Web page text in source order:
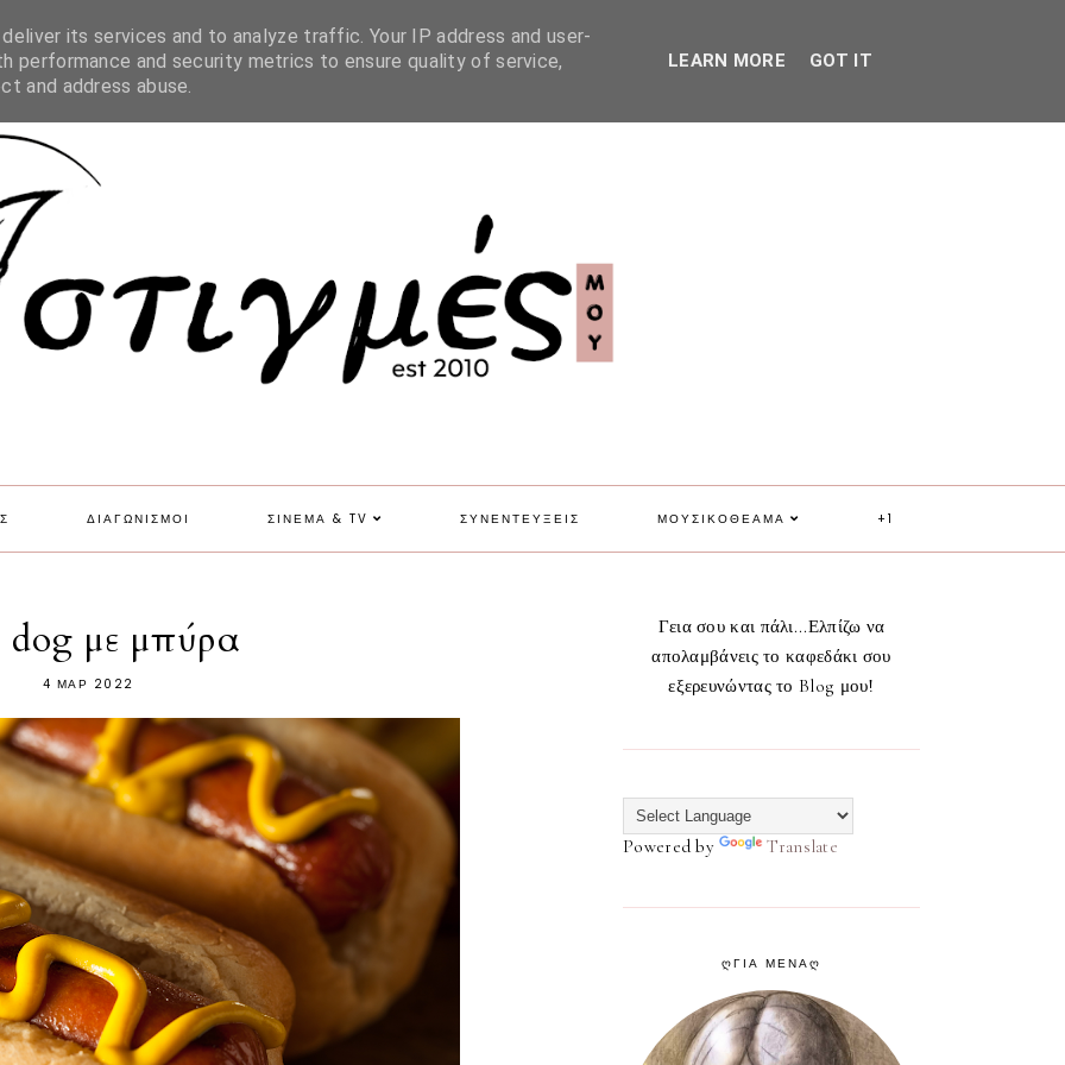
SITE MAP
ΔΙΑΓΩΝΙΣΜΟΙ ΣΙΝΕΜΑ & TV ΣΥΝΕΝΤΕΥΞΕΙΣ ΜΟΥΣΙΚΟΘΕΑΜΑ +1
με μπύρα
4 ΜΑΡ 2022
Γεια σου και πάλι...Ελπίζω να
απολαμβάνεις το καφεδάκι σου
εξερευνώντας το Blog μου!
Powered by Translate
ᲦΓΙΑ ΜΕΝΑᲦ
its services and to analyze traffic. Your IP address and user-
performance and security metrics to ensure quality of service,
and address abuse.
LEARN MORE GOT IT